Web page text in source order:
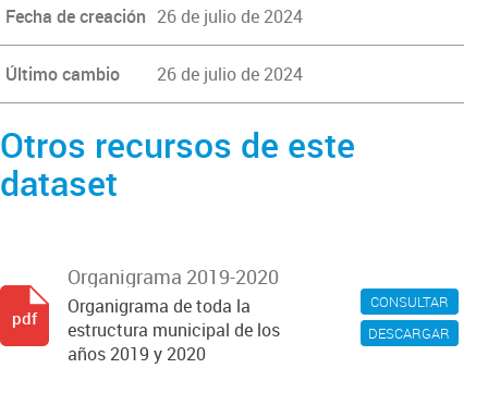
Fecha de creación 26 de julio de 2024
Último cambio 26 de julio de 2024
Otros recursos de este
dataset
CONSULTAR
DESCARGAR
Organigrama 2019-2020
Organigrama de toda la
estructura municipal de los
años 2019 y 2020
pdf